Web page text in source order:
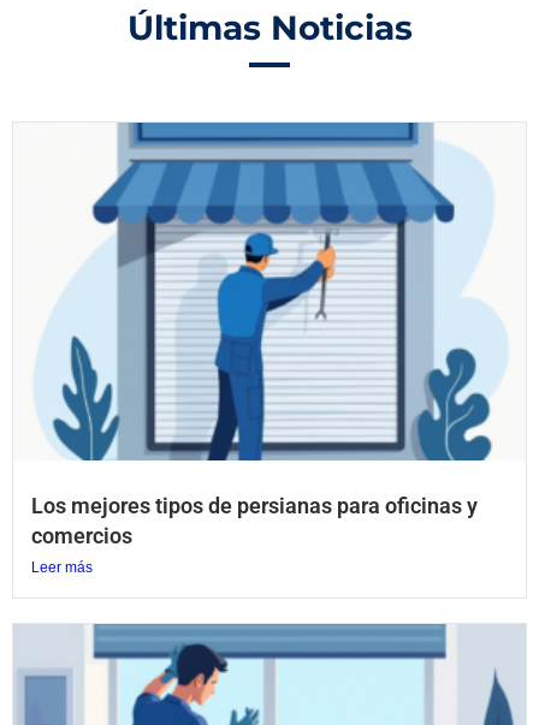
Últimas Noticias
Los mejores tipos de persianas para oficinas y
comercios
Leer más